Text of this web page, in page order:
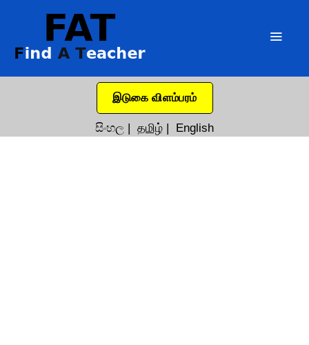
இடுகை விளம்பரம்
සිංහල | தமிழ் | English